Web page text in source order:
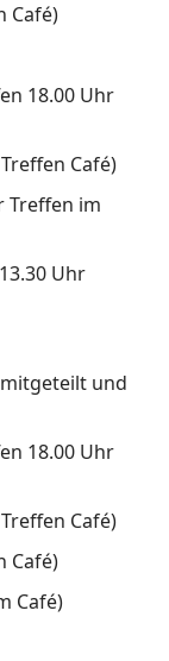
Café)
18.00 Uhr
Café)
Treffen im
Uhr
und
18.00 Uhr
Café)
Café)
Café)